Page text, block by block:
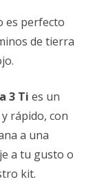
es perfecto
de tierra
3 Ti es un
rápido, con
a una
a tu gusto o
kit.